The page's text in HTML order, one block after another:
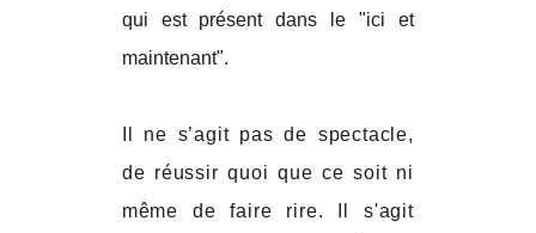
qui est présent dans le "ici et
maintenant".
Il ne s’agit pas de spectacle,
de réussir quoi que ce soit ni
même de faire rire. Il s'agit